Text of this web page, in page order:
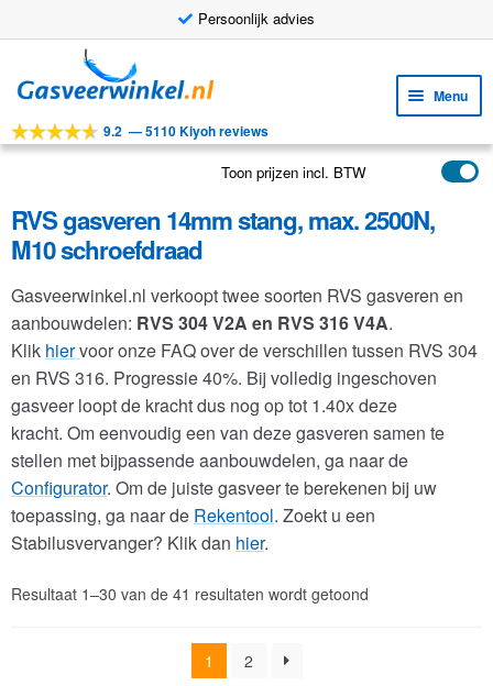
Persoonlijk advies
door
navigatie
naar
inhoud
Menu
Tools
Toepassingen
FAQ
9.2 —5110 Kiyoh reviews
Toon prijzen incl. BTW
RVS gasveren 14mm stang, max. 2500N,
M10 schroefdraad
Gasveerwinkel.nl verkoopt twee soorten RVS gasveren en
aanbouwdelen: RVS 304 V2A en RVS 316 V4A.
Klik hiervoor onze FAQ over de verschillen tussen RVS 304
en RVS 316. Progressie 40%. Bij volledig ingeschoven
gasveer loopt de kracht dus nog op tot 1.40x deze
kracht. Om eenvoudig een van deze gasveren samen te
stellen met bijpassende aanbouwdelen, ga naar de
Configurator. Om de juiste gasveer te berekenen bij uw
toepassing, ga naar de Rekentool. Zoekt u een
Stabilusvervanger? Klik dan hier.
Resultaat 1–30 van de 41 resultaten wordt getoond
1 2